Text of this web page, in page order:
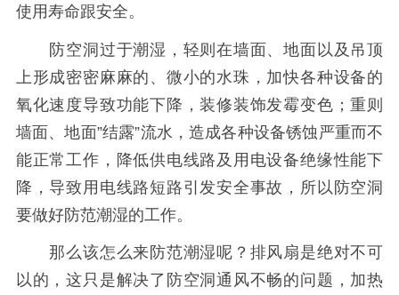
使用寿命跟安全。
防空洞过于潮湿，轻则在墙面、地面以及吊顶
上形成密密麻麻的、微小的水珠，加快各种设备的
氧化速度导致功能下降，装修装饰发霉变色；重则
墙面、地面”结露”流水，造成各种设备锈蚀严重而不
能正常工作，降低供电线路及用电设备绝缘性能下
降，导致用电线路短路引发安全事故，所以防空洞
要做好防范潮湿的工作。
那么该怎么来防范潮湿呢？排风扇是绝对不可
以的，这只是解决了防空洞通风不畅的问题，加热